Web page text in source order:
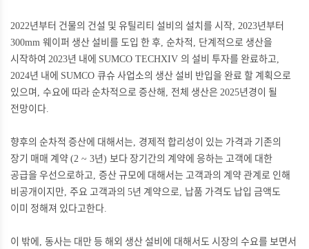
2022년부터 건물의 건설 및 유틸리티 설비의 설치를 시작, 2023년부터
300mm 웨이퍼 생산 설비를 도입 한 후, 순차적 , 단계적으로 생산을
시작하여 2023년 내에 SUMCO TECHXIV 의 설비 투자를 완료하고,
2024년 내에 SUMCO 큐슈 사업소의 생산 설비 반입을 완료 할 계획으로
있으며 , 수요에 따라 순차적으로 증산해, 전체 생산은 2025년경이 될
전망이다.
향후의 순차적 증산에 대해서는, 경제적 합리성이 있는 가격과 기존의
장기 매매 계약 (2 ~ 3년) 보다 장기간의 계약에 응하는 고객에 대한
공급을 우선으로하고, 증산 규모에 대해서는 고객과의 계약 관계로 인해
비공개이지만, 주요 고객과의 5년 계약으로, 납품 가격도 납입 금액도
이미 정해져 있다고한다.
이 밖에, 동사는 대만 등 해외 생산 설비에 대해서도 시장의 수요를 보면서